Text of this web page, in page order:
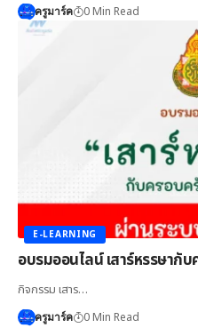
ครูมาร์ค 0 Min Read
E-LEARNING
อบรมออนไลน์ เสาร์หรรษากั
กิจกรรม เสาร…
ครูมาร์ค 0 Min Read